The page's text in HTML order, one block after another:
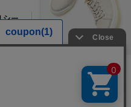
撥水ハンズフリースニーカ
新色登場！！
シー
奨環境 企業情報